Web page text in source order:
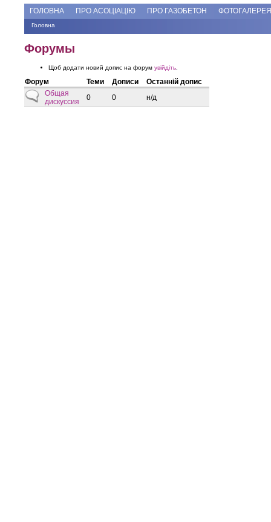
ГОЛОВНА ПРО АСОЦІАЦІЮ ПРО ГАЗОБЕТОН ФОТОГАЛЕРЕЯ
Ви є тут
Головна
Форумы
Щоб додати новий допис на форум увійдіть
Форум Теми Дописи
Останній допис
Нові дописи відсутні
Общая
дискуссия
0 0 н/д